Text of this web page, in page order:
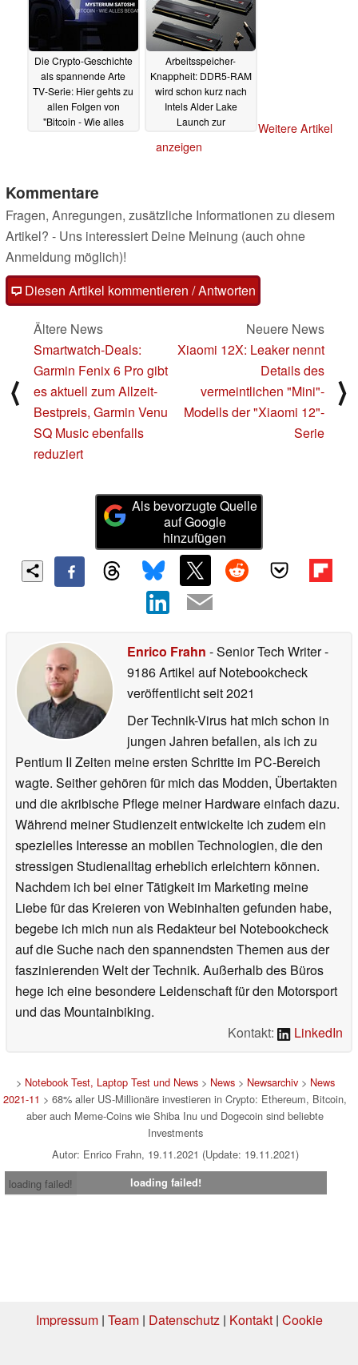
22.11.2021
Die Crypto-Geschichte
als spannende Arte
TV-Serie: Hier gehts zu
allen Folgen von
"Bitcoin - Wie alles
Arbeitsspeicher-
Knappheit: DDR5-RAM
wird schon kurz nach
Intels Alder Lake
Launch zur
Weitere Artikel
anzeigen
Kommentare
Fragen, Anregungen, zusätzliche Informationen zu diesem
Artikel? - Uns interessiert Deine Meinung (auch ohne
Anmeldung möglich)!
Diesen Artikel kommentieren / Antworten
⟨
Ältere News
Smartwatch-Deals:
Garmin Fenix 6 Pro gibt
es aktuell zum Allzeit-
Bestpreis, Garmin Venu
SQ Music ebenfalls
reduziert
Neuere News
Xiaomi 12X: Leaker nennt
Details des
vermeintlichen "Mini"-
Modells der "Xiaomi 12"-
Serie
⟩
Als bevorzugte Quelle
auf Google
hinzufügen
Enrico Frahn - Senior Tech Writer-
9186 Artikel auf Notebookcheck
veröffentlichtseit 2021
Der Technik-Virus hat mich schon in
jungen Jahren befallen, als ich zu
Pentium II Zeiten meine ersten Schritte im PC-Bereich
wagte. Seither gehören für mich das Modden, Übertakten
und die akribische Pflege meiner Hardware einfach dazu.
Während meiner Studienzeit entwickelte ich zudem ein
spezielles Interesse an mobilen Technologien, die den
stressigen Studienalltag erheblich erleichtern können.
Nachdem ich bei einer Tätigkeit im Marketing meine
Liebe für das Kreieren von Webinhalten gefunden habe,
begebe ich mich nun als Redakteur bei Notebookcheck
auf die Suche nach den spannendsten Themen aus der
faszinierenden Welt der Technik. Außerhalb des Büros
hege ich eine besondere Leidenschaft für den Motorsport
und das Mountainbiking.
Kontakt:
LinkedIn
> Notebook Test, Laptop Test und News> News> Newsarchiv> News
2021-11 > 68% aller US-Millionäre investieren in Crypto: Ethereum, Bitcoin,
aber auch Meme-Coins wie Shiba Inu und Dogecoin sind beliebte
Investments
Autor: Enrico Frahn, 19.11.2021 (Update: 19.11.2021)
loading failed!
loading failed!
Impressum| Team| Datenschutz| Kontakt| Cookie